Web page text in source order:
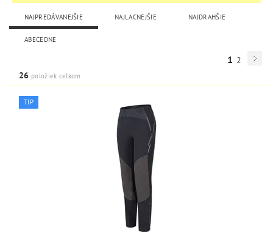
NAJPREDÁVANEJŠIE NAJLACNEJŠIE NAJDRAHŠIE
ABECEDNE
1 2
26 položiek celkom
TIP